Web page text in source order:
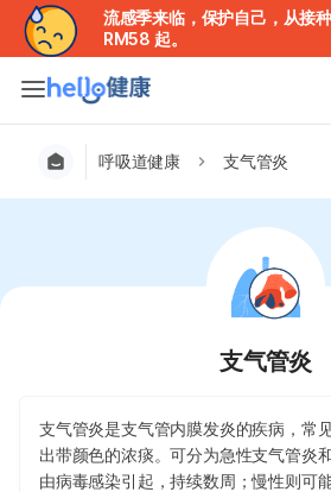
流感季来临，保护自己，从接
RM58 起。
呼吸道健康 支气管炎
支气管炎
支气管炎是支气管内膜发炎的疾病，常
出带颜色的浓痰。可分为急性支气管炎
由病毒感染引起，持续数周；慢性则可